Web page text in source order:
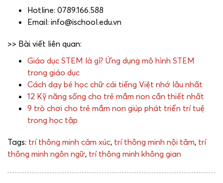
Hotline: 0789.166.588
Email: info@ischool.edu.vn
>> Bài viết liên quan:
Giáo dục STEM là gì? Ứng dụng mô hình STEM
trong giáo dục
Cách dạy bé học chữ cái tiếng Việt nhớ lâu nhất
12 Kỹ năng sống cho trẻ mầm non cần thiết nhất
9 trò chơi cho trẻ mầm non giúp phát triển trí tuệ
trong học tập
Tags: trí thông minh cảm xúc, trí thông minh nội tâm, trí
thông minh ngôn ngữ, trí thông minh không gian